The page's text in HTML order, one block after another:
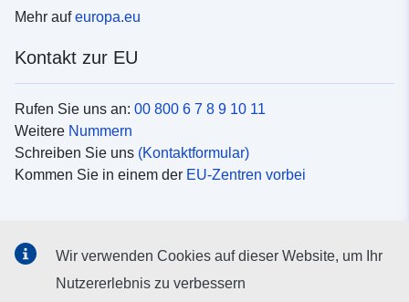
Mehr aufeuropa.eu
Kontakt zur EU
Rufen Sie uns an: 00 800 6 7 8 9 10 11
Weitere Nummern
Schreiben Sie uns (Kontaktformular)
Kommen Sie in einem der EU-Zentren vorbei
Suche nach EUSocial-Media-Kanäle
Wir verwenden Cookies auf dieser Website, um Ihr
Nutzererlebnis zu verbessern